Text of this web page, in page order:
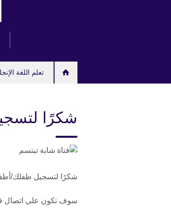
تعلم اللغة
شكرًا
شكرًا لتسجيل طفلك/
سوف نكون على اتصال